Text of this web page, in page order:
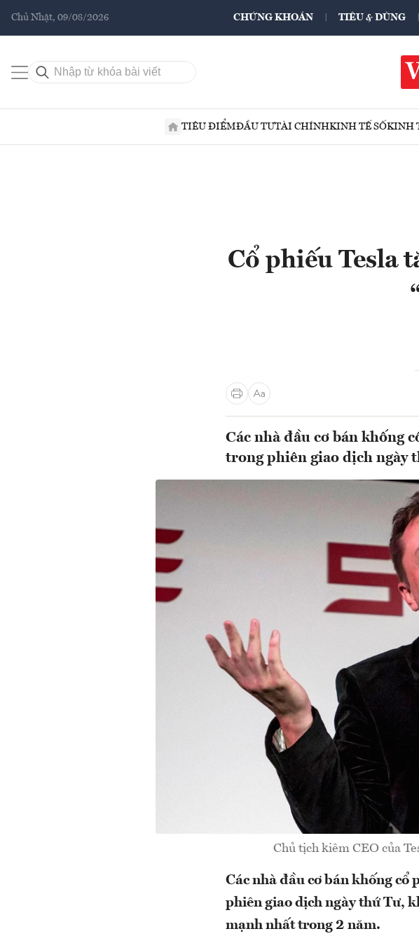
Chủ Nhật, 09/08/2026 CHỨNG KHOÁN TIÊU & DÙNG
TIÊU ĐIỂMĐẦU TƯTÀI CHÍNHKINH TẾ SỐKINH
Cổ phiếu Tesla
Các nhà đầu cơ bán khống
trong phiên giao dịch ngày
Chủ tịch kiêm CEO của
Các nhà đầu cơ bán khống cổ
phiên giao dịch ngày thứ Tư,
mạnh nhất trong 2 năm.